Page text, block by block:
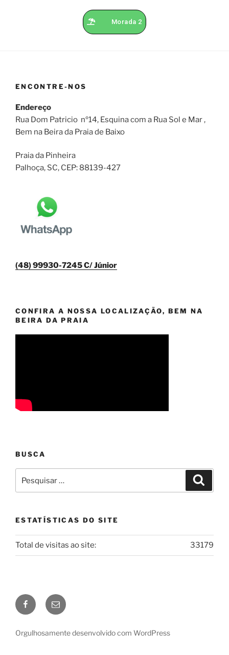
Morada 2
ENCONTRE-NOS
Endereço
Rua Dom Patricio nº14, Esquina com a Rua Sol e Mar ,
Bem na Beira da Praia de Baixo
Praia da Pinheira
Palhoça, SC, CEP: 88139-427
(48) 99930-7245 C/ Júnior
CONFIRA A NOSSA LOCALIZAÇÃO, BEM NA
BEIRA DA PRAIA
BUSCA
ESTATÍSTICAS DO SITE
33179
Total de visitas ao site:
Orgulhosamente desenvolvido com WordPress